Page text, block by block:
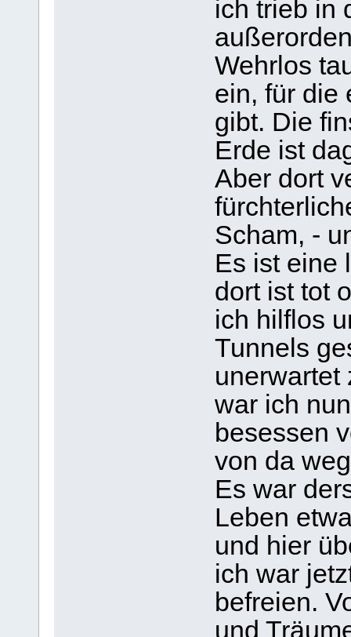
ich trieb in
Wehrlos
ein, für die
gibt. Die
Erde ist
Aber dort
Scham, -
Es ist eine
dort ist tot
ich hilflos
Tunnels
unerwartet
war ich
besessen
von da
Es war
Leben
und hier
ich war
befreien.
und